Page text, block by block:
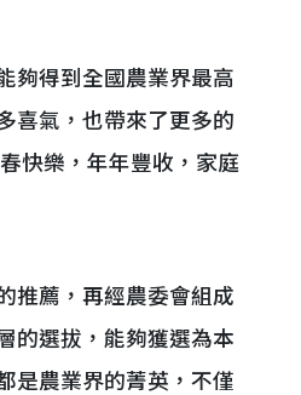
得到全國農業界最高
喜氣，也帶來了更多的
快樂，年年豐收，家庭
薦，再經農委會組成
的選拔，能夠獲選為本
是農業界的菁英，不僅